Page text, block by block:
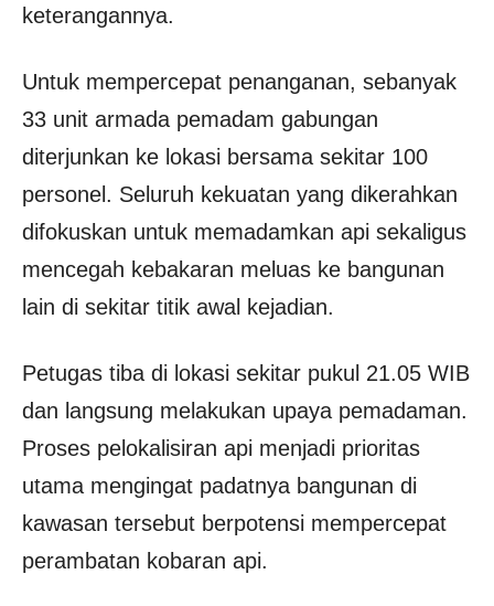
keterangannya.
Untuk mempercepat penanganan, sebanyak
33 unit armada pemadam gabungan
diterjunkan ke lokasi bersama sekitar 100
personel. Seluruh kekuatan yang dikerahkan
difokuskan untuk memadamkan api sekaligus
mencegah kebakaran meluas ke bangunan
lain di sekitar titik awal kejadian.
Petugas tiba di lokasi sekitar pukul 21.05 WIB
dan langsung melakukan upaya pemadaman.
Proses pelokalisiran api menjadi prioritas
utama mengingat padatnya bangunan di
kawasan tersebut berpotensi mempercepat
perambatan kobaran api.